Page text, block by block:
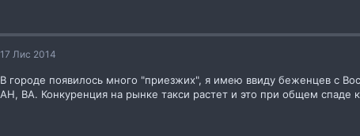
17 Лис 2014
В городе появилось много "приезжих", я имею ввиду беженцев с
АН, ВА. Конкуренция на рынке такси растет и это при общем спаде